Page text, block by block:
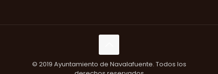
© 2019 Ayuntamiento de Navalafuente. Todos los